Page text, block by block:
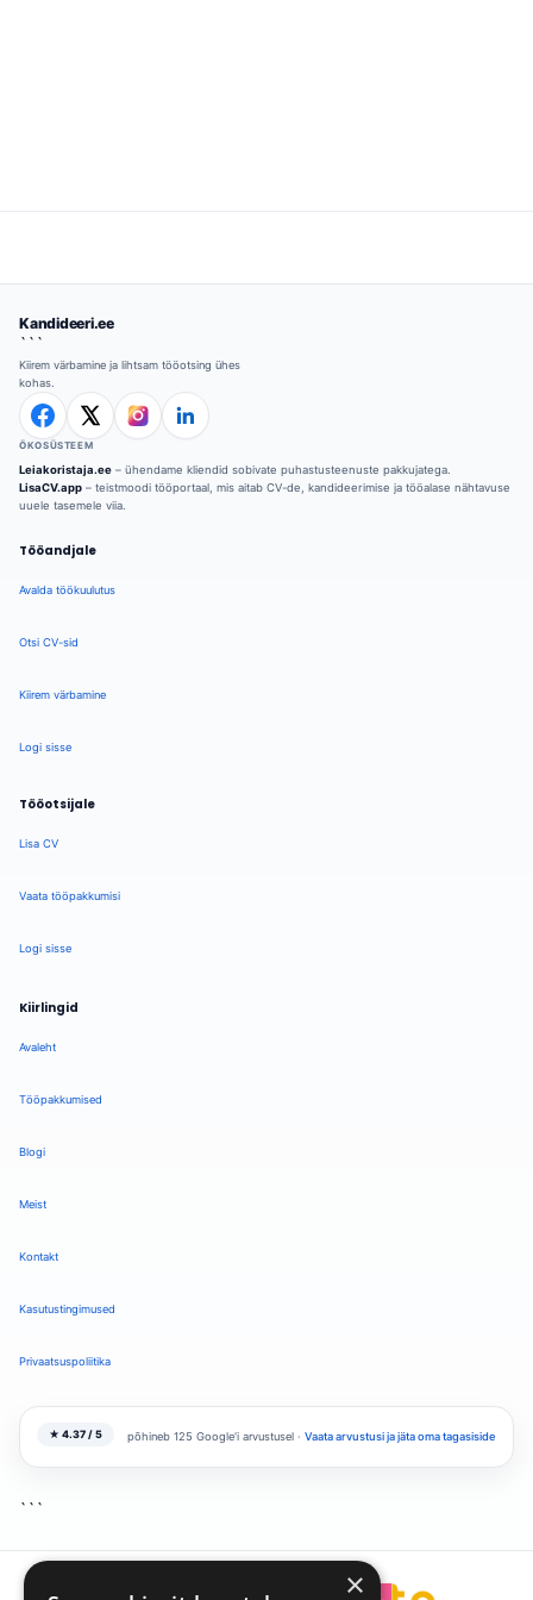
Kandideeri.ee
```
Kiirem värbamine ja lihtsam tööotsing ühes
kohas.
ÖKOSÜSTEEM
Leiakoristaja.ee – ühendame kliendid sobivate puhastusteenuste pakkujatega.
LisaCV.app – teistmoodi tööportaal, mis aitab CV-de, kandideerimise ja tööalase nähtavuse
uuele tasemele viia.
Tööandjale
Avalda töökuulutus
Otsi CV-sid
Kiirem värbamine
Logi sisse
Tööotsijale
Lisa CV
Vaata tööpakkumisi
Logi sisse
Kiirlingid
Avaleht
Tööpakkumised
Blogi
Meist
Kontakt
Kasutustingimused
Privaatsuspoliitika
★ 4.37 / 5 põhineb 125 Google'i arvustusel · Vaata arvustusi ja jäta oma tagasiside
```
×